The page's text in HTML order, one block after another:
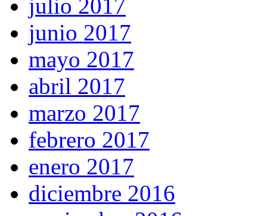
julio 2017
junio 2017
mayo 2017
abril 2017
marzo 2017
febrero 2017
enero 2017
diciembre 2016